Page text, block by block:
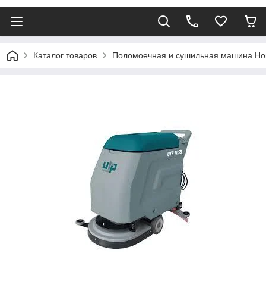
Каталог товаров Поломоечная и сушильная машина